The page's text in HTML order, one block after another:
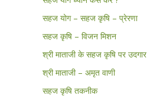
सहज योग – सहज कृषि – प्रेरणा
सहज कृषि – विजन मिशन
श्री माताजी के सहज कृषि पर उदगार
श्री माताजी – अमृत वाणी
सहज कृषि तकनीक